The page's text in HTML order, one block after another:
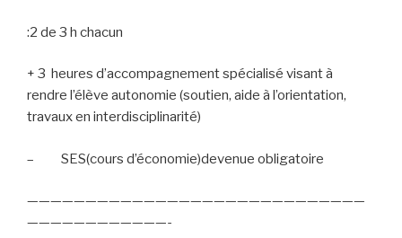
:2 de 3 h chacun
+ 3 heures d’accompagnement spécialisé visant à
rendre l’élève autonomie (soutien, aide à l’orientation,
travaux en interdisciplinarité)
– SES(cours d’économie)devenue obligatoire
—————————————————————————————
————————————-